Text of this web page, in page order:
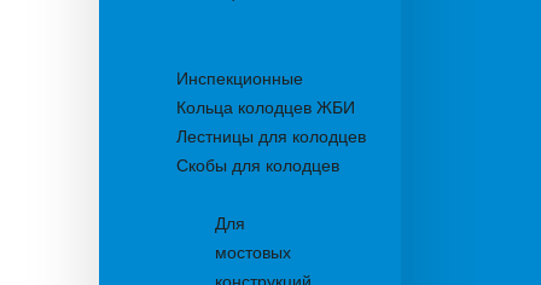
Инспекционные
Кольца колодцев ЖБИ
Лестницы для колодцев
Скобы для колодцев
Для
мостовых